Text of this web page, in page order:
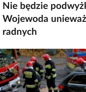
Nie będzie
Wojewoda
radnych